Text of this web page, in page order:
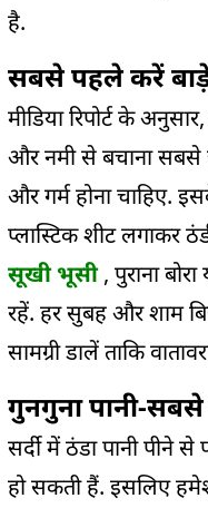
है.
सबसे पहले करें बाड़े
मीडिया रिपोर्ट के
और नमी से बचाना सबसे
और गर्म होना चाहिए.
प्लास्टिक शीट लगाकर
सूखी भूसी , पुराना
रहें. हर सुबह और शाम
सामग्री डालें ताकि
गुनगुना पानी-
सर्दी में ठंडा पानी
हो सकती हैं. इसलिए